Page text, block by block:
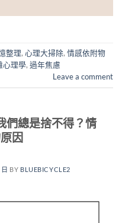
整理, 心理大掃除, 情感依附物
心理學, 過年焦慮
Leave a comment
們總是捨不得？情
因
BY BLUEBICYCLE2